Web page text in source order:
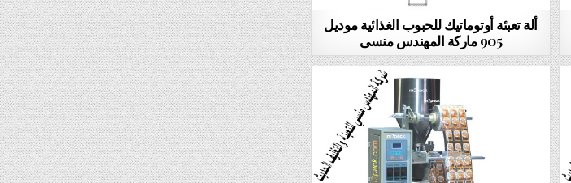
ألة تعبئة أوتوماتيك للحبوب الغذائية موديل
905 ماركة المهندس منسى